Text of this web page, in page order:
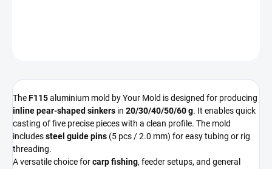
TheF115aluminium mold by Your Mold is designed for producing
inline pear-shaped sinkers in 20/30/40/50/60 g. It enables quick
casting of five precise pieces with a clean profile. The mold
includessteel guide pins (5 pcs / 2.0 mm) for easy tubing or rig
threading.
A versatile choice forcarp fishing, feeder setups, and general